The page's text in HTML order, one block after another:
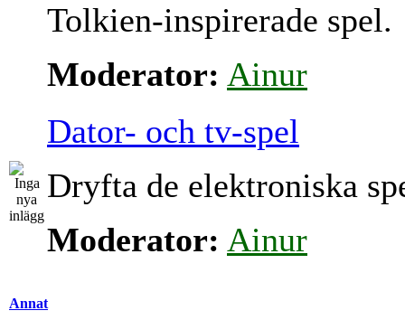
Tolkien-inspirerade spel.
Moderator: Ainur
Dator- och tv-spel
Dryfta de elektroniska
Moderator: Ainur
Annat